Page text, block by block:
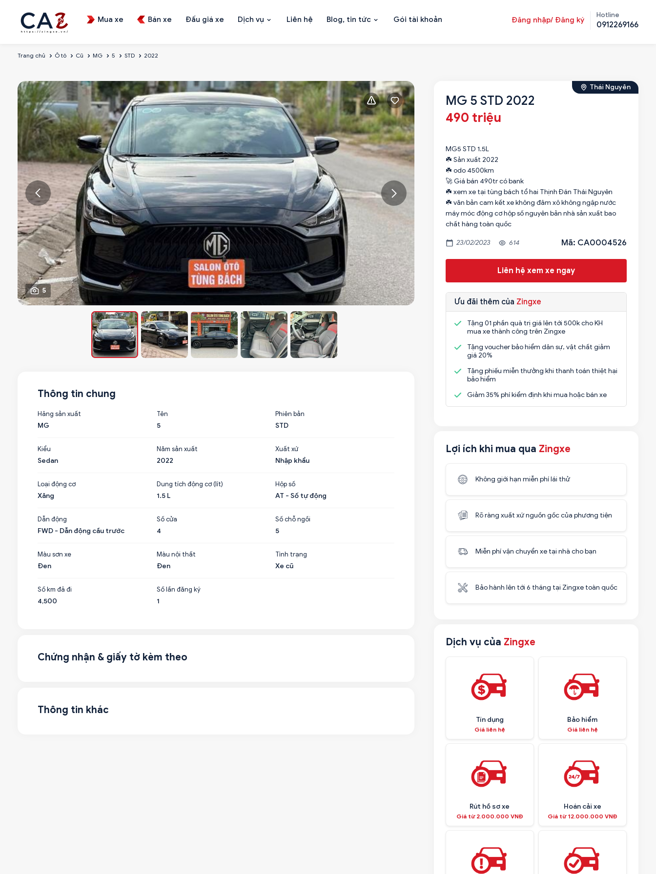
Mua xe Bán xe Đấu giá xe Dịch vụ Liên hệ Blog, tin tức Gói tài khoản Đăng nhập/ Đăng ký
Hotline
0912269166
Trang chủ Ô tô Cũ MG 5 STD 2022
5
Thái Nguyên
MG 5 STD 2022
490 triệu
MG5 STD 1.5L
☘️ Sản xuất 2022
☘️ odo 4500km
🚀 Giá bán 490tr có bank
☘️ xem xe tại tùng bách tổ hai Thịnh Đán Thái Nguyên
☘️ văn bản cam kết xe không đâm xô không ngập nước
máy móc động cơ hộp số nguyên bản nhà sản xuất bao
chất hàng toàn quốc
23/02/2023 614 Mã: CA0004526
Liên hệ xem xe ngay
Ưu đãi thêm của Zingxe
Tặng 01 phần quà trị giá lên tới 500k cho KH
mua xe thành công trên Zingxe
Tặng voucher bảo hiểm dân sự, vật chất giảm
giá 20%
Tặng phiếu miễn thưởng khi thanh toán thiệt hại
bảo hiểm
Giảm 35% phí kiểm định khi mua hoặc bán xe
Lợi ích khi mua qua Zingxe
Không giới hạn miễn phí lái thử
Rõ ràng xuất xứ nguồn gốc của phương tiện
Miễn phí vận chuyển xe tại nhà cho bạn
Bảo hành lên tới 6 tháng tại Zingxe toàn quốc
Dịch vụ của Zingxe
Tín dụng
Giá liên hệ
Bảo hiểm
Giá liên hệ
Rút hồ sơ xe
Giá từ 2.000.000 VNĐ
Hoán cải xe
Giá từ 12.000.000 VNĐ
Thông tin chung
Hãng sản xuất
MG
Tên
5
Phiên bản
STD
Kiểu
Sedan
Năm sản xuất
2022
Xuất xứ
Nhập khẩu
Loại động cơ
Xăng
Dung tích động cơ (lít)
1.5 L
Hộp số
AT - Số tự động
Dẫn động
FWD - Dẫn động cầu trước
Số cửa
4
Số chỗ ngồi
5
Màu sơn xe
Đen
Màu nội thất
Đen
Tình trạng
Xe cũ
Số km đã đi
4,500
Số lần đăng ký
1
Chứng nhận & giấy tờ kèm theo
Thông tin khác